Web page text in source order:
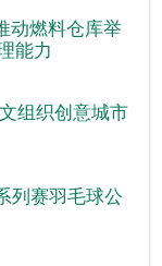
动燃料仓库举
能力
组织创意城市
列赛羽毛球公